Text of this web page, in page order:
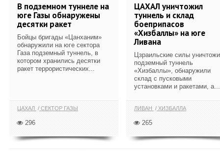
В подземном туннеле на
юге Газы обнаружены
десятки ракет
Бойцы бригады «Цанханим»
обнаружили на юге сектора
Газа подземный туннель, в
котором хранились десятки
ракет террористических...
ЦАХАЛ СЕКТОР ГАЗЫ
296
ЦАХАЛ уничтожил
туннель и склад
боеприпасов
«Хизбаллы» на юге
Ливана
Цзраильские силы
подземный туннель
«Хизбаллы», обнаружили
склад с пусковыми
установками и ракетами, а...
ЛИВАН ХИЗБАЛЛА
265